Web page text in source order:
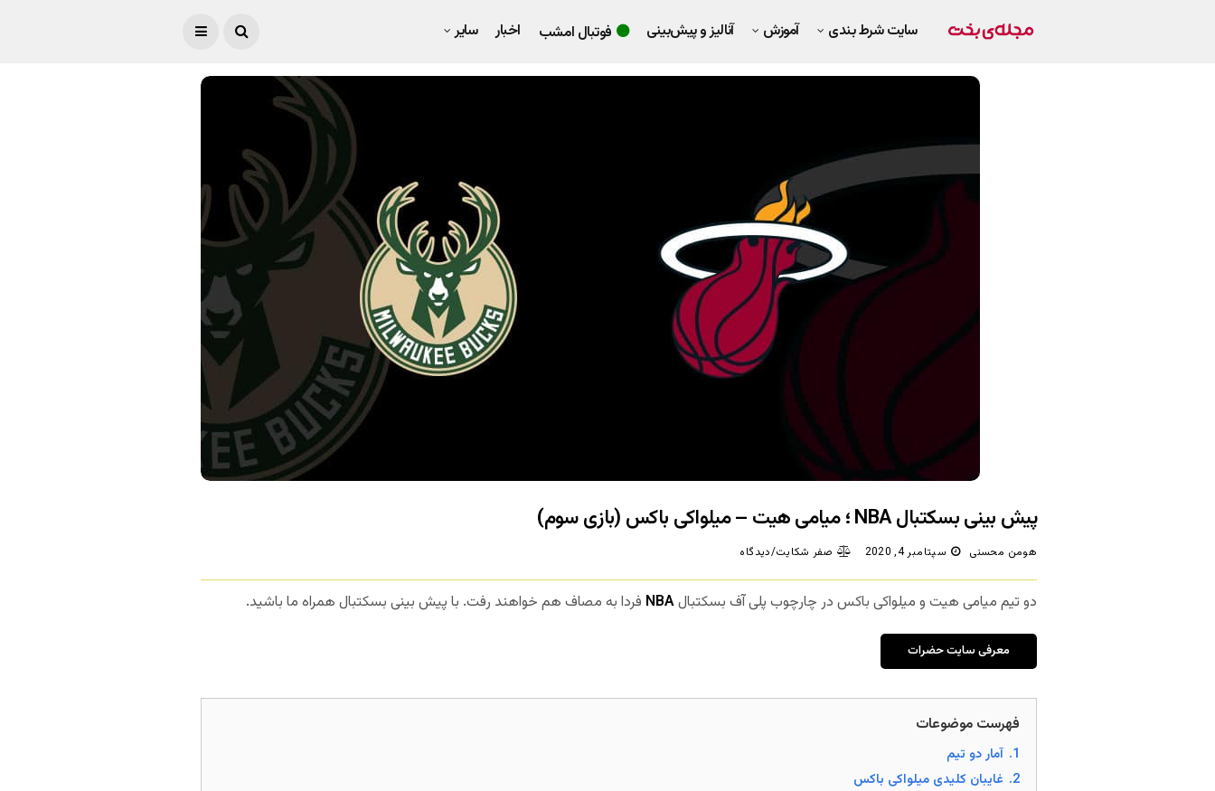
سایت شرط بندی آموزش آنالیز و پیش‌بینی فوتبال امشب اخبار سایر
پیش بینی بسکتبال NBA ؛ میامی هیت – میلواکی باکس (بازی سوم)
هومن محسنی سپتامبر 4, 2020 صفر شکایت/دیدگاه
دو تیم میامی هیت و میلواکی باکس در چارچوب پلی آف بسکتبالNBA فردا به مصاف هم خواهند رفت. با پیش بینی بسکتبال همراه ما باشید.
معرفی سایت حضرات
فهرست موضوعات
1. آمار دو تیم
2. غایبان کلیدی میلواکی باکس